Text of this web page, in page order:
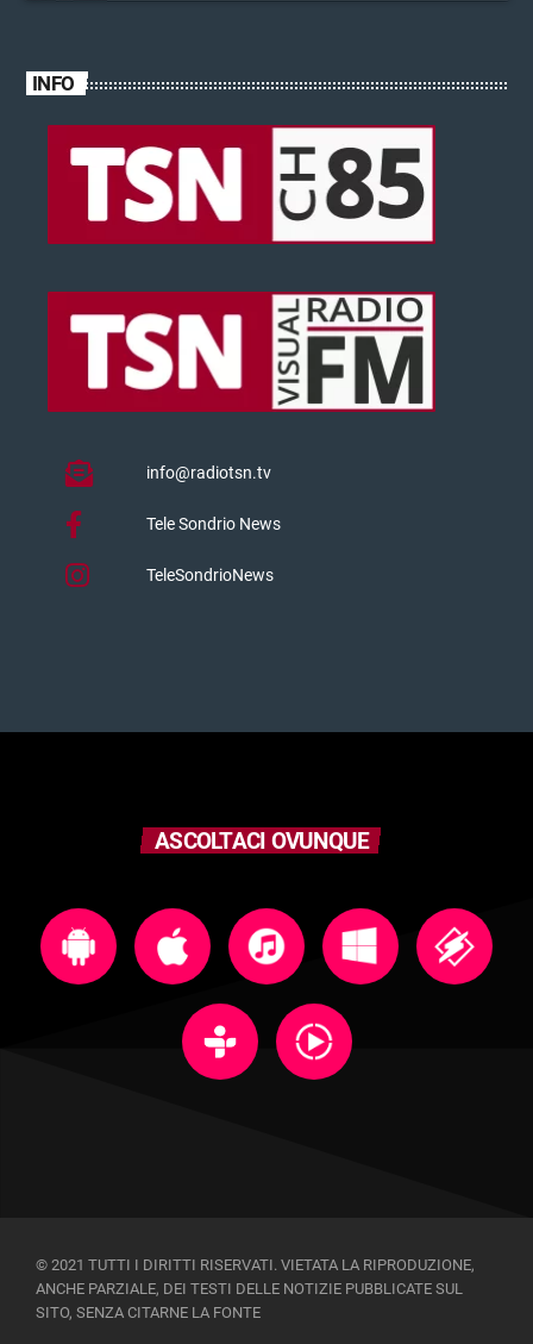
INFO
info@radiotsn.tv
Tele Sondrio News
TeleSondrioNews
ASCOLTACI OVUNQUE
© 2021 TUTTI I DIRITTI RISERVATI. VIETATA LA RIPRODUZIONE,
ANCHE PARZIALE, DEI TESTI DELLE NOTIZIE PUBBLICATE SUL
SITO, SENZA CITARNE LA FONTE